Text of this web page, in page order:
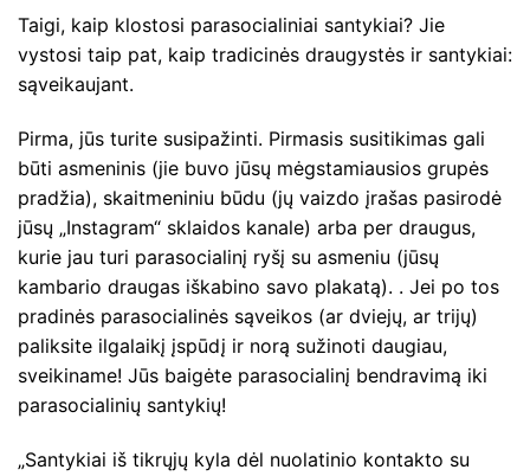
Taigi, kaip klostosi parasocialiniai santykiai? Jie
vystosi taip pat, kaip tradicinės draugystės ir santykiai:
sąveikaujant.
Pirma, jūs turite susipažinti. Pirmasis susitikimas gali
būti asmeninis (jie buvo jūsų mėgstamiausios grupės
pradžia), skaitmeniniu būdu (jų vaizdo įrašas pasirodė
jūsų „Instagram“ sklaidos kanale) arba per draugus,
kurie jau turi parasocialinį ryšį su asmeniu (jūsų
kambario draugas iškabino savo plakatą). . Jei po tos
pradinės parasocialinės sąveikos (ar dviejų, ar trijų)
paliksite ilgalaikį įspūdį ir norą sužinoti daugiau,
sveikiname! Jūs baigėte parasocialinį bendravimą iki
parasocialinių santykių!
„Santykiai iš tikrųjų kyla dėl nuolatinio kontakto su